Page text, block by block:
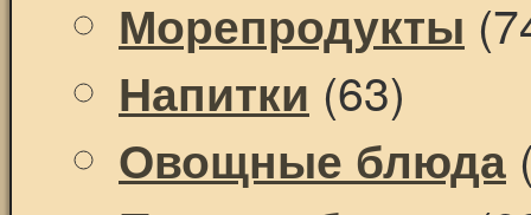
Морепродукты
Напитки (63)
Овощные блюда